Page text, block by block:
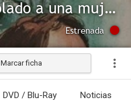
Han violado a una mujer (Tac-tac)
Estrenada
Marcar ficha
DVD / Blu-Ray Noticias